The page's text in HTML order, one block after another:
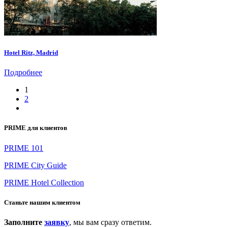
Hotel Ritz, Madrid
Подробнее
1
2
PRIME для клиентов
PRIME 101
PRIME City Guide
PRIME Hotel Collection
Станьте нашим клиентом
Заполните заявку, мы вам сразу ответим.